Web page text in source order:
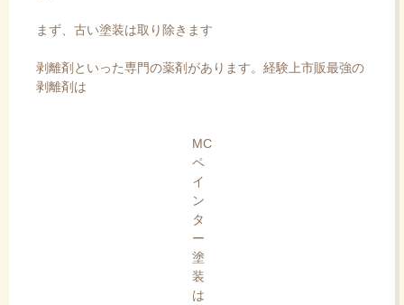
まず、古い塗装は取り除きます
剥離剤といった専門の薬剤があります。経験上市販最強の
剥離剤は
MC
ペ
イ
ン
タ
ー
塗
装
は